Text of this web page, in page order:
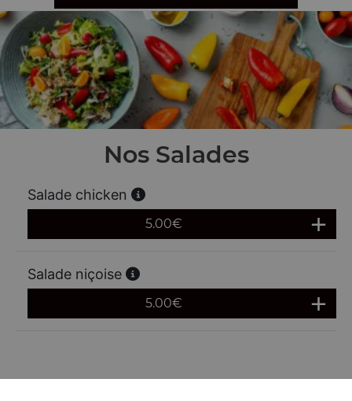
Nos Salades
Salade chicken
5.00€
Salade niçoise
5.00€